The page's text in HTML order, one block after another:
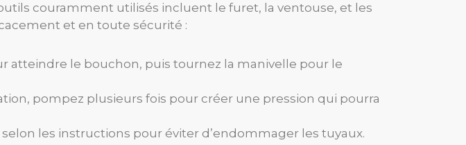
couramment utilisés incluent le furet, la ventouse, et les
et en toute sécurité :
atteindre le bouchon, puis tournez la manivelle pour le
pompez plusieurs fois pour créer une pression qui pourra
les instructions pour éviter d’endommager les tuyaux.